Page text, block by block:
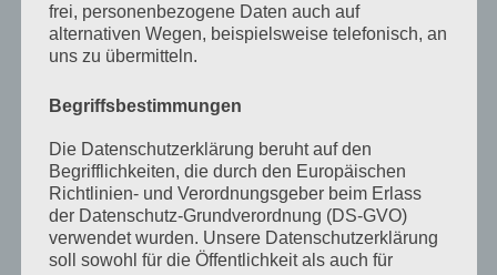
Mai 2023
April 2023
März 2023
Februar 2023
Dezember 2022
November 2022
Oktober 2022
frei, personenbezogene Daten auch auf
alternativen Wegen, beispielsweise telefonisch, an
uns zu übermitteln.
Begriffsbestimmungen
Die Datenschutzerklärung beruht auf den
Begrifflichkeiten, die durch den Europäischen
Richtlinien- und Verordnungsgeber beim Erlass
der Datenschutz-Grundverordnung (DS-GVO)
verwendet wurden. Unsere Datenschutzerklärung
soll sowohl für die Öffentlichkeit als auch für